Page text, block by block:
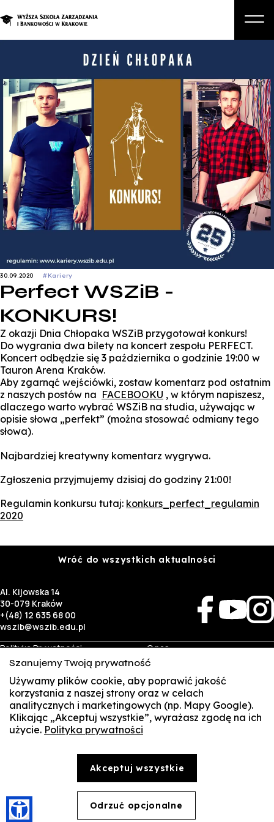
Studia
Studia podyplomowe i kursy
Kandydat
Student
Biznes
Zapisz się na studia
30.09.2020 #Kariery
Perfect WSZiB -
KONKURS!
Z okazji Dnia Chłopaka WSZiB przygotował konkurs!
Do wygrania dwa bilety na koncert zespołu PERFECT.
Koncert odbędzie się 3 października o godzinie 19:00 w
Tauron Arena Kraków.
Aby zgarnąć wejściówki, zostaw komentarz pod ostatnim
z naszych postów na FACEBOOKU , w którym napiszesz,
dlaczego warto wybrać WSZiB na studia, używając w
opisie słowa „perfekt” (można stosować odmiany tego
słowa).
Najbardziej kreatywny komentarz wygrywa.
Zgłoszenia przyjmujemy dzisiaj do godziny 21:00!
Regulamin konkursu tutaj: konkurs_perfect_regulamin
2020
Wróć do wszystkich aktualności
Al. Kijowska 14
30-079 Kraków
+(48) 12 635 68 00
wszib@wszib.edu.pl
Polityka Prywatności
RODO
Identyfikacja wizualna
O nas
Rekrutacja
Studia
Kontakt
Biznes
Wynajem sal
Targi pracy
Student
Multis Multum
Treści zawarte na stronie www.wszib.edu.pl oraz jej podstronach stanowią, o ile nie wskazano
części: kopiowania, reprodukowania, modyfikowania, dystrybuowania, publikowania,
wyświetlania, utrwalania oraz wykorzystywania w jakiejkolwiek innej formie. Ograniczenia
powyższe nie dotyczą dozwolonego użytku osobistego.
Szanujemy Twoją prywatność
Używamy plików cookie, aby poprawić jakość
korzystania z naszej strony oraz w celach
analitycznych i marketingowych (np. Mapy Google).
Klikając „Akceptuj wszystkie”, wyrażasz zgodę na ich
użycie. Polityka prywatności
Akceptuj wszystkie
Odrzuć opcjonalne